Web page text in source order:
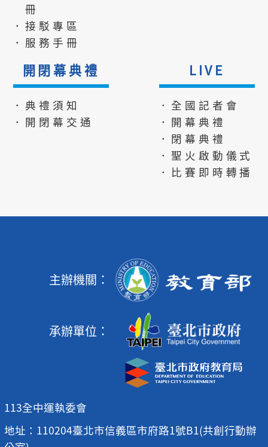
冊
．接駁專區
．服務手冊
開閉幕典禮
．典禮須知
．開閉幕交通
LIVE
．全國記者會
．開幕典禮
．閉幕典禮
．聖火啟動儀式
．比賽即時轉播
主辦機關：
承辦單位：
113全中運執委會
地址：110204臺北市信義區市府路1號B1(共創行動辦